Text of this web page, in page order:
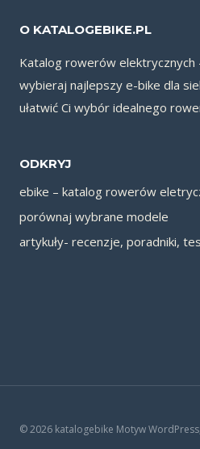
O KATALOGEBIKE.PL
Katalog rowerów
wybieraj najlepszy e-bike dla
ułatwić Ci wybór idealnego
ODKRYJ
ebike – katalog rowerów
porównaj wybrane modele
artykuły- recenzje, poradniki,
© 2026 katalogebike Motyw